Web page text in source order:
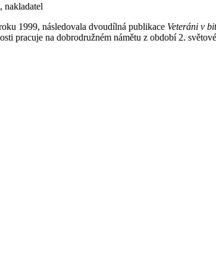
nakladatel
1999, následovala dvoudílná publikace Veteráni v
pracuje na dobrodružném námětu z období 2.